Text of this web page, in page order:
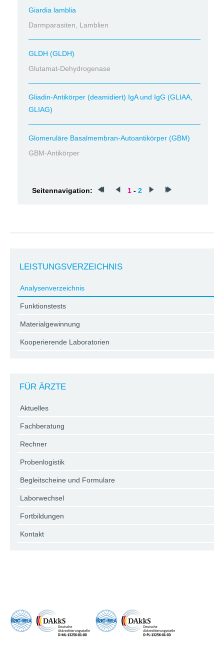
Giardia lamblia
Darmparasiten, Lamblien
GLDH (GLDH)
Glutamat-Dehydrogenase
Gliadin-Antikörper (deamidiert) IgA und IgG (GLIAA,
GLIAG)
Glomeruläre Basalmembran-Autoantikörper (GBM)
GBM-Antikörper
Seitennavigation: 1 - 2
LEISTUNGSVERZEICHNIS
Analysenverzeichnis
Funktionstests
Materialgewinnung
Kooperierende Laboratorien
FÜR ÄRZTE
Aktuelles
Fachberatung
Rechner
Probenlogistik
Begleitscheine und Formulare
Laborwechsel
Fortbildungen
Kontakt